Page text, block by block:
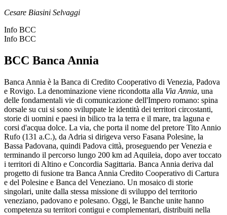
Cesare Biasini Selvaggi
Info BCC
Info BCC
BCC Banca Annia
Banca Annia è la Banca di Credito Cooperativo di Venezia, Padova
e Rovigo. La denominazione viene ricondotta alla Via Annia, una
delle fondamentali vie di comunicazione dell'Impero romano: spina
dorsale su cui si sono sviluppate le identità dei territori circostanti,
storie di uomini e paesi in bilico tra la terra e il mare, tra laguna e
corsi d'acqua dolce. La via, che porta il nome del pretore Tito Annio
Rufo (131 a.C.), da Adria si dirigeva verso Fasana Polesine, la
Bassa Padovana, quindi Padova città, proseguendo per Venezia e
terminando il percorso lungo 200 km ad Aquileia, dopo aver toccato
i territori di Altino e Concordia Sagittaria. Banca Annia deriva dal
progetto di fusione tra Banca Annia Credito Cooperativo di Cartura
e del Polesine e Banca del Veneziano. Un mosaico di storie
singolari, unite dalla stessa missione di sviluppo del territorio
veneziano, padovano e polesano. Oggi, le Banche unite hanno
competenza su territori contigui e complementari, distribuiti nella